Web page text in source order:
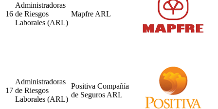
16
Administradoras
de Riesgos
Laborales (ARL)
Mapfre ARL
17
Administradoras
de Riesgos
Laborales (ARL)
Positiva Compañía
de Seguros ARL